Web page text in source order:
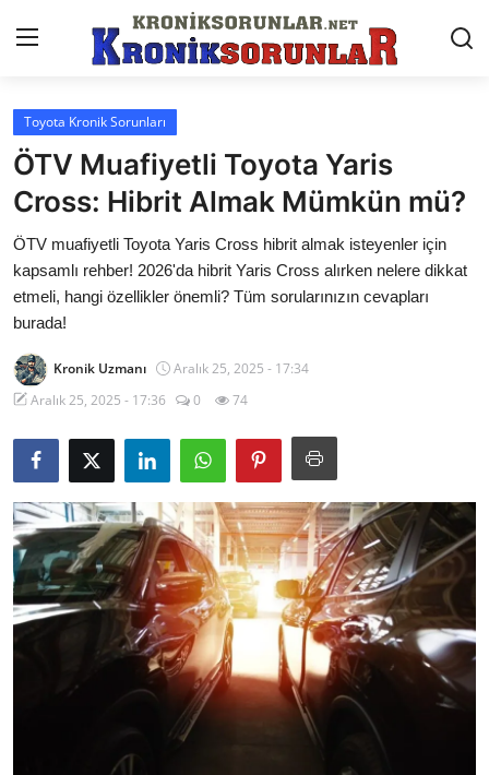
Anasayfa
Markalar
İletişim
Trafik & Cezalar
Sigorta & Kasko
Vergi & ÖTV & MTV
Sorgulamalar
İkinci El & Alım-Satım
Bakım & Arıza Çözümleri
Elektrikli & Hibrit
Kiralama & Filo
Lastik & Jant
Toyota Kronik Sorunları
ÖTV Muafiyetli Toyota Yaris
Cross: Hibrit Almak Mümkün mü?
ÖTV muafiyetli Toyota Yaris Cross hibrit almak isteyenler için
kapsamlı rehber! 2026'da hibrit Yaris Cross alırken nelere dikkat
etmeli, hangi özellikler önemli? Tüm sorularınızın cevapları
burada!
Kronik Uzmanı
Aralık 25, 2025 - 17:34
Aralık 25, 2025 - 17:36
0 74